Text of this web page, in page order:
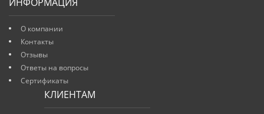
О компании
Контакты
Отзывы
Ответы на вопросы
Сертификаты
КЛИЕНТАМ